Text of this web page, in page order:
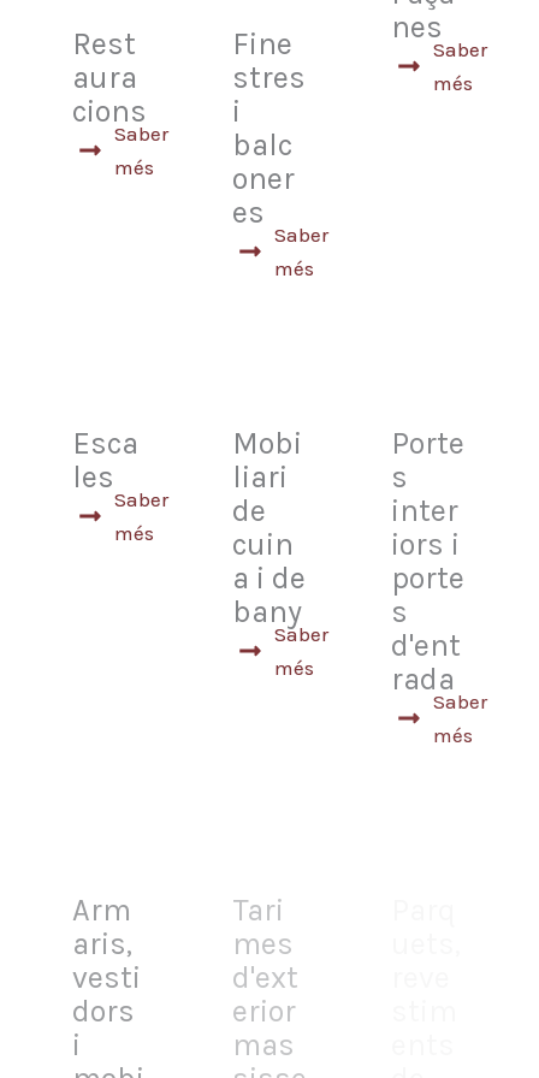
Rest
aura
cions
Saber
més
Fine
stres
i
balc
oner
es
Saber
més
nes
Saber
més
Esca
les
Saber
més
Mobi
liari
de
cuin
a i de
bany
Saber
més
Porte
s
inter
iors i
porte
s
d'ent
rada
Saber
més
Arm
aris,
vesti
dors
i
Tari
mes
d'ext
erior
mas